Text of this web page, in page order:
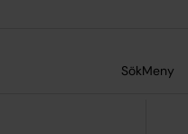
SökMeny